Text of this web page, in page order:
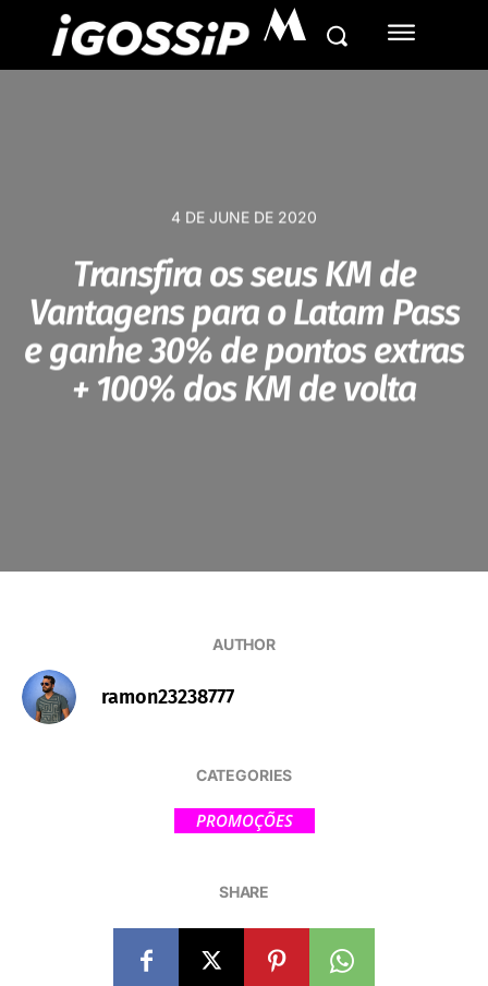
M
4 DE JUNE DE 2020
Transfira os seus KM de
Vantagens para o Latam Pass
e ganhe 30% de pontos extras
+ 100% dos KM de volta
AUTHOR
ramon23238777
CATEGORIES
PROMOÇÕES
SHARE